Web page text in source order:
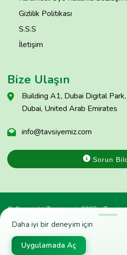
Daha iyi bir deneyim için
Uygulamada Aç
Gizlilik Politikası
S.S.S
İletişim
Bize Ulaşın
Building A1, Dubai Digital
Dubai, United Arab Emirates
info@tavsiyemiz.com
Sorun
© Copyright Tavsiyemiz 2025 -